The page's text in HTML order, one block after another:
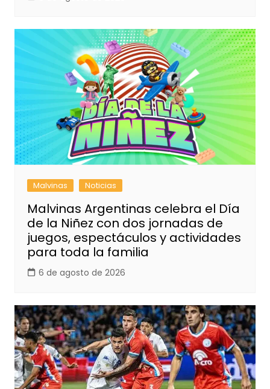
Malvinas Noticias
Malvinas Argentinas celebra el Día
de la Niñez con dos jornadas de
juegos, espectáculos y actividades
para toda la familia
6 de agosto de 2026